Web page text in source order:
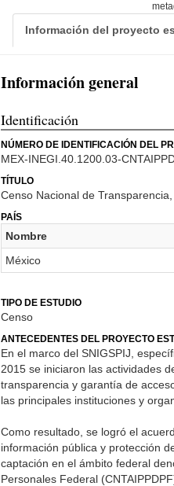
Información del proyecto
Información general
Identificación
NÚMERO DE IDENTIFICACIÓN DEL
MEX-INEGI.40.1200.03-
TÍTULO
Censo Nacional de
PAÍS
Nombre
México
TIPO DE ESTUDIO
Censo
ANTECEDENTES DEL PROYECTO
En el marco del SNIGSPIJ,
2015 se iniciaron las actividades
transparencia y garantía de
las principales instituciones y
Como resultado, se logró el
información pública y protección
captación en el ámbito federal
Personales Federal